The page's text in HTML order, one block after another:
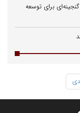
برای توسعه